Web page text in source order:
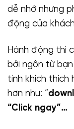
dễ nhớ nhưng
động của
Hành động thì
bởi ngôn từ
tính khích thích
hơn như: “
“Click ngay”…